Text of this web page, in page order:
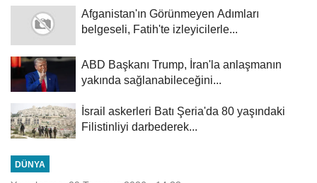
Afganistan'ın Görünmeyen Adımları
belgeseli, Fatih'te izleyicilerle...
ABD Başkanı Trump, İran'la anlaşmanın
yakında sağlanabileceğini...
İsrail askerleri Batı Şeria'da 80 yaşındaki
Filistinliyi darbederek...
DÜNYA